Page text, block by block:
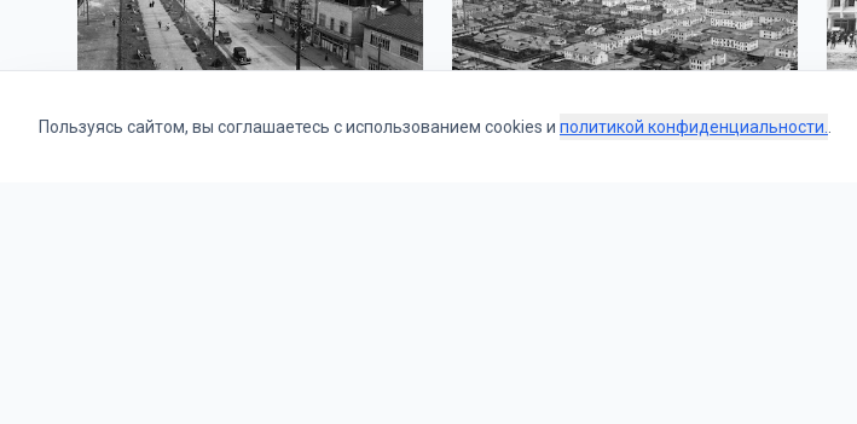
Пользуясь сайтом, вы соглашаетесь с использованием cookies и политикой конфиденциальности.